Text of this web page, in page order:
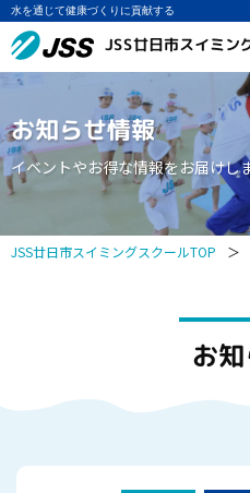
水を通じて健康づくりに貢献する
JSS廿日市スイミン
お知らせ情報
イベントやお得な情報をお届けし
JSS廿日市スイミングスクールTOP ＞
お